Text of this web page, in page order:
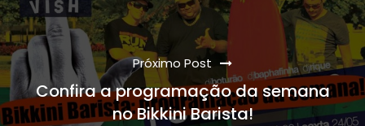
Próximo Post
Confira a programação da semana
no Bikkini Barista!